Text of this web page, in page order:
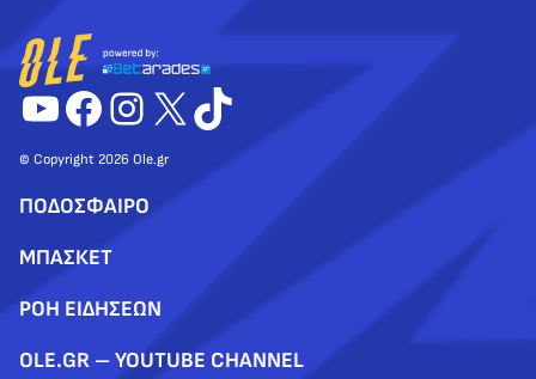
YouTube
Facebook
Instagram
X TikTok
© Copyright 2026 Ole.gr
ΠΟΔΟΣΦΑΙΡΟ
ΜΠΑΣΚΕΤ
ΡΟΗ ΕΙΔΗΣΕΩΝ
OLE.GR – YOUTUBE CHANNEL